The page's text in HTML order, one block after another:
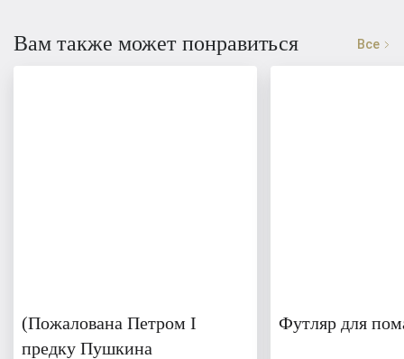
Вам также может понравиться Все
(Пожалована Петром I
предку Пушкина
Футляр для